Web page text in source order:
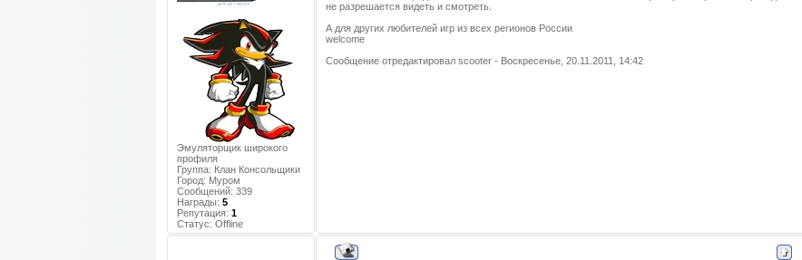
Эмуляторщик широкого
профиля
Группа: Клан Консольщики
Город: Муром
Сообщений: 339
Награды: 5
Репутация: 1
Статус: Offline
не разрешается видеть и смотреть.
А для других любителей игр из всех регионов России
welcome
Сообщение отредактировал scooter - Воскресенье, 20.11.2011, 14:42